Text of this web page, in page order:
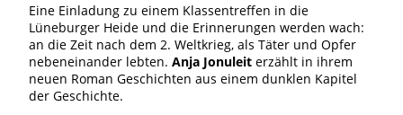
Eine Einladung zu einem Klassentreffen in die
Lüneburger Heide und die Erinnerungen werden wach:
an die Zeit nach dem 2. Weltkrieg, als Täter und Opfer
nebeneinander lebten. Anja Jonuleit erzählt in ihrem
neuen Roman Geschichten aus einem dunklen Kapitel
der Geschichte.